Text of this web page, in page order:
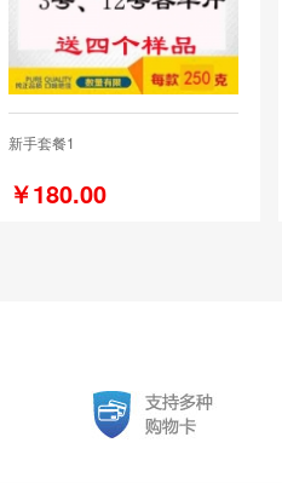
新手套餐1
￥180.00